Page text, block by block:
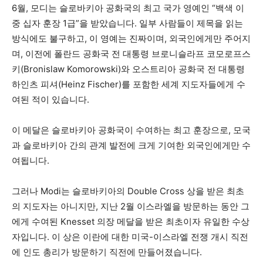
6월, 모디는 슬로바키아 공화국의 최고 국가 영예인 “백색 이
중 십자 훈장 1급”을 받았습니다. 일부 사람들이 제목을 읽는
방식에도 불구하고, 이 영예는 진짜이며, 외국인에게만 주어지
며, 이전에 폴란드 공화국 전 대통령 브로니슬라프 코모로프스
키(Bronislaw Komorowski)와 오스트리아 공화국 전 대통령
하인츠 피셔(Heinz Fischer)를 포함한 세계 지도자들에게 수
여된 적이 있습니다.
이 메달은 슬로바키아 공화국이 수여하는 최고 훈장으로, 모국
과 슬로바키아 간의 관계 발전에 크게 기여한 외국인에게만 수
여됩니다.
그러나 Modi는 슬로바키아의 Double Cross 상을 받은 최초
의 지도자는 아니지만, 지난 2월 이스라엘을 방문하는 동안 그
에게 수여된 Knesset 의장 메달을 받은 최초이자 유일한 수상
자입니다. 이 상은 이란에 대한 미국-이스라엘 전쟁 개시 직전
에 인도 총리가 방문하기 직전에 만들어졌습니다.